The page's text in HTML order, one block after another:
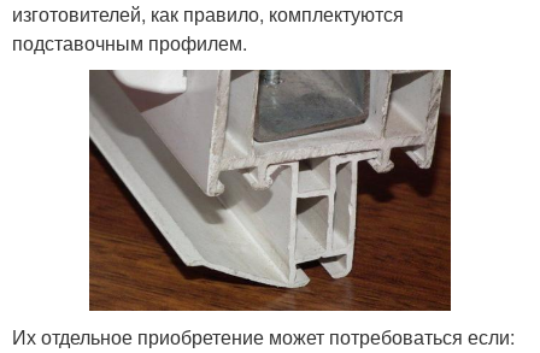
изготовителей, как правило, комплектуются
подставочным профилем.
Их отдельное приобретение может потребоваться если: